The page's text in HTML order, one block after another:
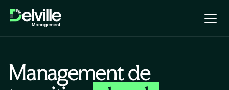
Management de